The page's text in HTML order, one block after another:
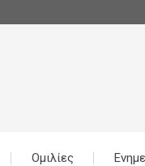
Ομιλίες